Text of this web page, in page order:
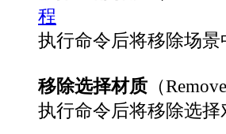
程
执行命令后将移除场景
移除选择材质 （
执行命令后将移除选